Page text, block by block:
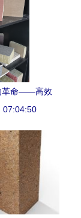
革命——高效
07:04:50